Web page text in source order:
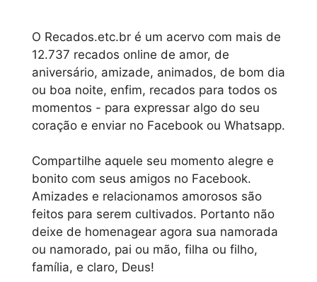
O Recados.etc.br é um acervo com mais de
12.737 recados online de amor, de
aniversário, amizade, animados, de bom dia
ou boa noite, enfim, recados para todos os
momentos - para expressar algo do seu
coração e enviar no Facebook ou Whatsapp.
Compartilhe aquele seu momento alegre e
bonito com seus amigos no Facebook.
Amizades e relacionamos amorosos são
feitos para serem cultivados. Portanto não
deixe de homenagear agora sua namorada
ou namorado, pai ou mão, filha ou filho,
família, e claro, Deus!